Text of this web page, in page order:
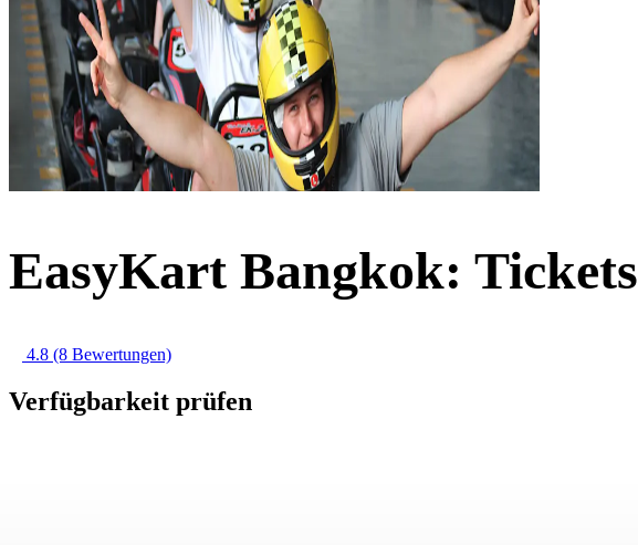
EasyKart Bangkok: Tickets
4.8 (8 Bewertungen)
Verfügbarkeit prüfen